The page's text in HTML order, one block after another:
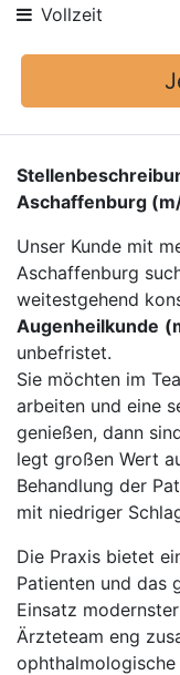
Vollzeit
Aschaffenburg
Unser Kunde mit
Aschaffenburg
weitestgehend
Augenheilkunde
unbefristet.
Sie möchten im
arbeiten und eine
genießen, dann
legt großen Wert
Behandlung der
mit niedriger
Die Praxis bietet
Patienten und das
Einsatz
Ärzteteam eng